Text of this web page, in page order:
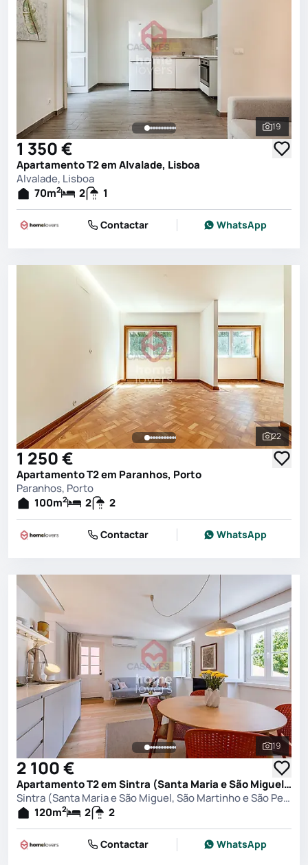
Ver
19
1 350 €
Apartamento T2 em Alvalade, Lisboa
Alvalade, Lisboa
70m2 2 1
Contactar WhatsApp
Ver
22
1 250 €
Apartamento T2 em Paranhos, Porto
Paranhos, Porto
100m2 2 2
Contactar WhatsApp
Ver
19
2 100 €
Apartamento T2 em Sintra (Santa Maria e São Miguel, São Martinho e São Pedro de Penaferrim), Sintra
Sintra (Santa Maria e São Miguel, São Martinho e São Pedro de Penaferrim), Sintra
120m2 2 2
Contactar WhatsApp